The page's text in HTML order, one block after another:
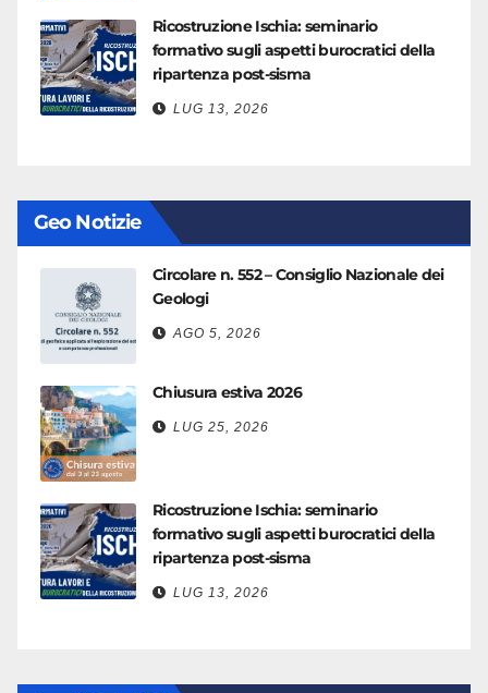
Ricostruzione Ischia: seminario
formativo sugli aspetti burocratici della
ripartenza post-sisma
LUG 13, 2026
Geo Notizie
Circolare n. 552 – Consiglio Nazionale dei
Geologi
AGO 5, 2026
Chiusura estiva 2026
LUG 25, 2026
Ricostruzione Ischia: seminario
formativo sugli aspetti burocratici della
ripartenza post-sisma
LUG 13, 2026